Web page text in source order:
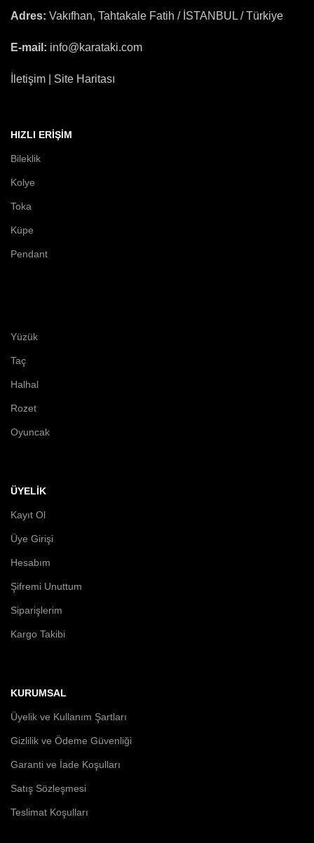
Adres: Vakıfhan, Tahtakale Fatih / İSTANBUL / Türkiye
E-mail: info@karataki.com
İletişim | Site Haritası
HIZLI ERIŞIM
Bileklik
Kolye
Toka
Küpe
Pendant
Yüzük
Taç
Halhal
Rozet
Oyuncak
ÜYELİK
Kayıt Ol
Üye Girişi
Hesabım
Şifremi Unuttum
Siparişlerim
Kargo Takibi
KURUMSAL
Üyelik ve Kullanım Şartları
Gizlilik ve Ödeme Güvenliği
Garanti ve İade Koşulları
Satış Sözleşmesi
Teslimat Koşulları